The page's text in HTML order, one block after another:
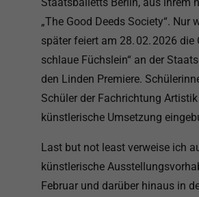
„The Good Deeds Society“. Nur
später feiert am 28. 02. 2026 die
schlaue Füchslein“ an der
den Linden Premiere.
Schüler der Fachrichtung
künstlerische Umsetzung
Last but not least verweise ich
künstlerische
Februar und darüber hinaus in